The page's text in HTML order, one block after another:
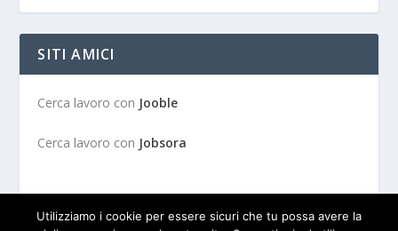
SITI AMICI
Cerca lavoro con Jooble
Cerca lavoro con Jobsora
Utilizziamo i cookie per essere sicuri che tu possa avere la